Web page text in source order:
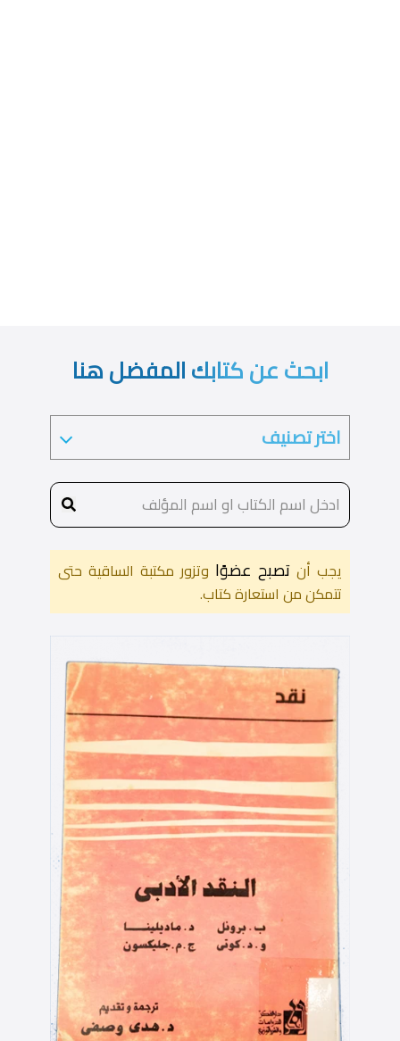
ابحث عن كتابك المفضل هنا
يجب أن تصبح عضوًا وتزور مكتبة الساقية حتى
تتمكن من استعارة كتاب.